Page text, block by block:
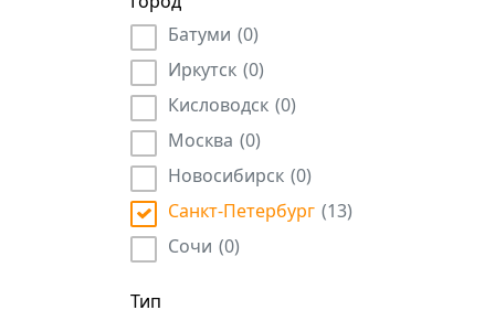
Частное охранное предприятие (ЧОП)
Архитектор
Инженер (1071
Аудитор ( 335
Официант (25 )
Юрист (904)
Продавец (2)
Архивариус (25)
Копирайтер
Батуми (0)
Иркутск (0)
Кисловодск (0)
Москва (0)
Новосибирск (0)
Санкт-Петербург (13)
Сочи (0)
Тип